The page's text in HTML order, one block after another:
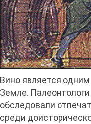
Вино является
Земле.
обследовали
среди